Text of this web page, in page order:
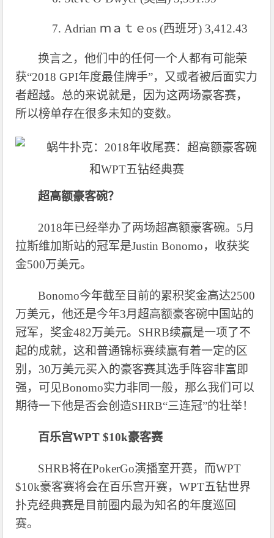
7. Adrian ｍａｔｅos (西班牙) 3,412.43
换言之，他们中的任何一个人都有可能荣
获“2018 GPI年度最佳牌手”，又或者被后面实力
者超越。总的来说就是，因为这两场豪客赛，
所以榜单存在很多未知的变数。
超高额豪客碗？
2018年已经举办了两场超高额豪客碗。 5月
拉斯维加斯站的冠军是Justin Bonomo，收获奖
金500万美元。
Bonomo今年截至目前的累积奖金高达2500
万美元，他还是今年3月超高额豪客碗中国站的
冠军，奖金482万美元。 SHRB续赢是一项了不
起的成就，这和普通锦标赛续赢有着一定的区
别， 30万美元买入的豪客赛其选手阵容非富即
强，可见Bonomo实力非同一般，那么我们可以
期待一下他是否会创造SHRB“三连冠”的壮举！
百乐宫WPT $10k豪客赛
SHRB将在PokerGo演播室开赛，而WPT
$10k豪客赛将会在百乐宫开赛，WPT五钻世界
扑克经典赛是目前圈内最为知名的年度巡回
赛。